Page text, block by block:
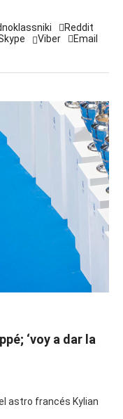
Reddit
Viber Email
‘voy a dar la
astro francés Kylian